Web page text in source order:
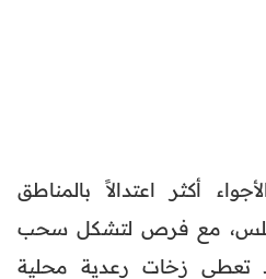
أكثر اعتدالاً بالمناطق
مع فرص لتشكل سحب
تعطي زخات رعدية محلية